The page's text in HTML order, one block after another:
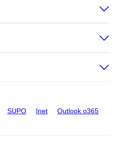
SUPO Inet Outlook o365